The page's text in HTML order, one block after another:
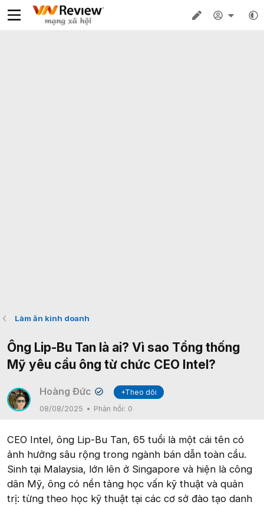
Làm ăn kinh doanh
Ông Lip-Bu Tan là ai? Vì sao Tổng thống
Mỹ yêu cầu ông từ chức CEO Intel?
Hoàng Đức ✔
+Theo dõi
08/08/2025
Phản hồi: 0
CEO Intel, ông Lip-Bu Tan, 65 tuổi là một cái tên có
ảnh hưởng sâu rộng trong ngành bán dẫn toàn cầu.
Sinh tại Malaysia, lớn lên ở Singapore và hiện là công
dân Mỹ, ông có nền tảng học vấn kỹ thuật và quản
trị: từng theo học kỹ thuật tại các cơ sở đào tạo danh